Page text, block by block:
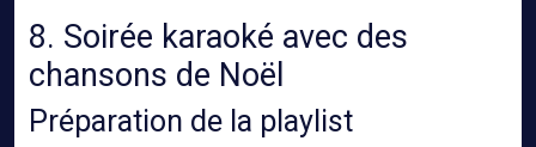
8. Soirée karaoké avec des
chansons de Noël
Préparation de la playlist